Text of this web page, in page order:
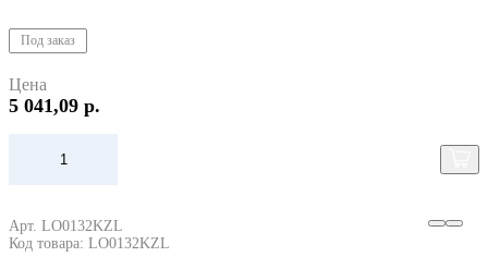
Под заказ
Цена
5 041,09 р.
Арт. LO0132KZL
Код товара: LO0132KZL